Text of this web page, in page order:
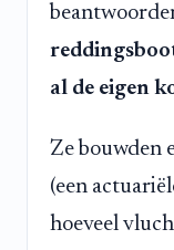
al de eigen
Ze bouwden
(een
hoeveel